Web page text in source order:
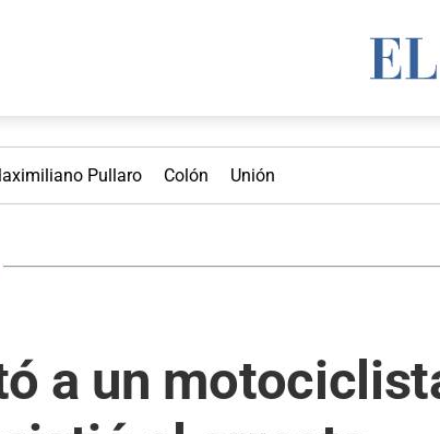
Pullaro Colón Unión
a un